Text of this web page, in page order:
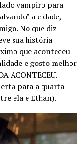
vampiro para
a cidade,
No que diz
sua história
que aconteceu
e gosto melhor
ACONTECEU.
para a quarta
ela e Ethan).